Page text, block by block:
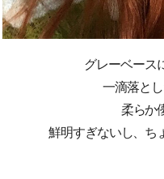
グレーベース
一滴落と
柔らか
鮮明すぎないし、ち